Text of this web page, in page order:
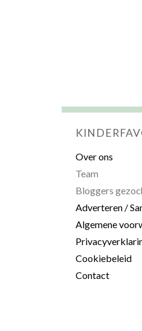
Over ons
Team
Bloggers
Adverteren /
Algemene
Cookiebeleid
Contact